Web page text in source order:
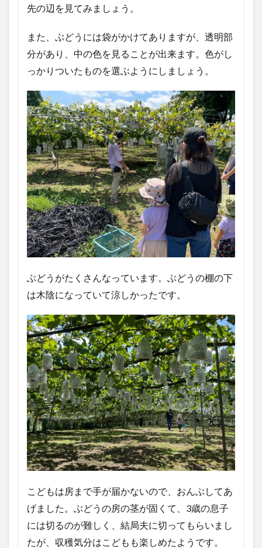
先の辺を見てみましょう。
また、ぶどうには袋がかけてありますが、透明部
分があり、中の色を見ることが出来ます。色がし
っかりついたものを選ぶようにしましょう。
ぶどうがたくさんなっています。ぶどうの棚の下
は木陰になっていて涼しかったです。
こどもは房まで手が届かないので、おんぶしてあ
げました。ぶどうの房の茎が固くて、3歳の息子
には切るのが難しく、結局夫に切ってもらいまし
たが、収穫気分はこどもも楽しめたようです。